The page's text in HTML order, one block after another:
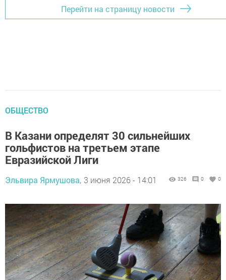
Перейти на страницу новости
ОБЩЕСТВО
В Казани определят 30 сильнейших
гольфистов на третьем этапе
Евразийской Лиги
Эльвира Ярмушова, 3 июня 2026 - 14:01 326 0 0